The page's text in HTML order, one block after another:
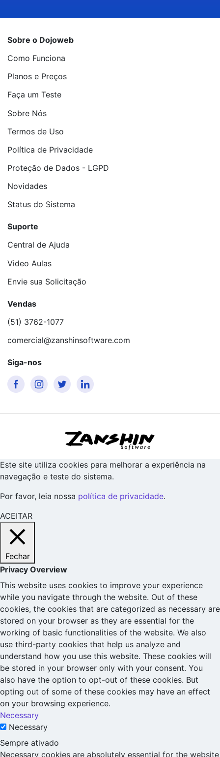
Sobre o Dojoweb
Como Funciona
Planos e Preços
Faça um Teste
Sobre Nós
Termos de Uso
Política de Privacidade
Proteção de Dados - LGPD
Novidades
Status do Sistema
Suporte
Central de Ajuda
Video Aulas
Envie sua Solicitação
Vendas
(51) 3762-1077
comercial@zanshinsoftware.com
Siga-nos
Este site utiliza cookies para melhorar a experiência na
navegação e teste do sistema.
Por favor, leia nossa política de privacidade.
ACEITAR
Fechar
Privacy Overview
This website uses cookies to improve your experience
while you navigate through the website. Out of these
cookies, the cookies that are categorized as necessary are
stored on your browser as they are essential for the
working of basic functionalities of the website. We also
use third-party cookies that help us analyze and
understand how you use this website. These cookies will
be stored in your browser only with your consent. You
also have the option to opt-out of these cookies. But
opting out of some of these cookies may have an effect
on your browsing experience.
Necessary
Necessary
Sempre ativado
Necessary cookies are absolutely essential for the website